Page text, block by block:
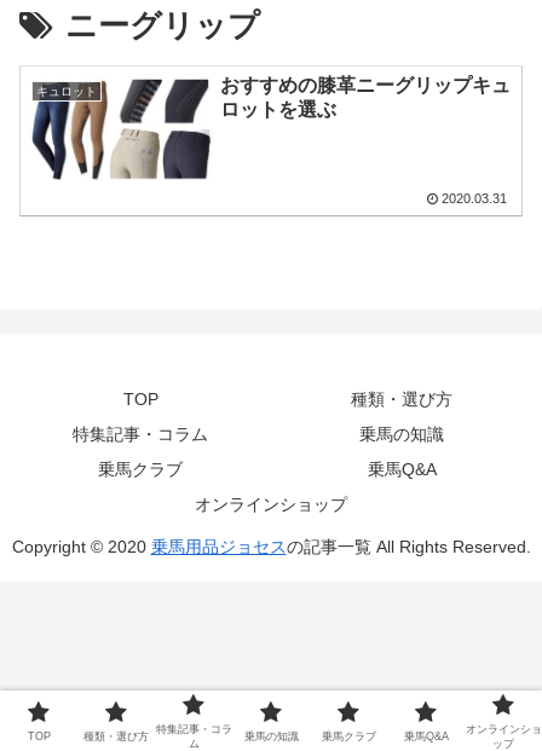
ニーグリップ
キュロット
おすすめの膝革ニーグリップキュ
ロットを選ぶ
2020.03.31
TOP
種類・選び方
特集記事・コラム
乗馬の知識
乗馬クラブ
乗馬Q&A
オンラインショップ
Copyright © 2020 乗馬用品ジョセスの記事一覧 All Rights Reserved.
TOP 種類・選び方
特集記事・コラ
ム
乗馬の知識 乗馬クラブ 乗馬Q&A
オンラインショ
ップ